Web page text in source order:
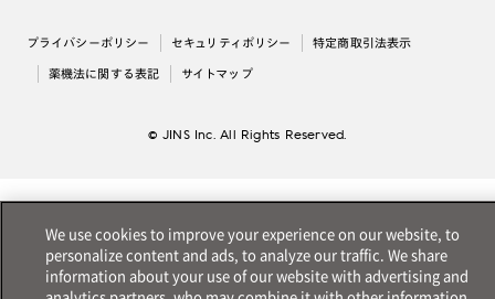
出店について
プライバシーポリシー セキュリティポリシー 特定商取引法表示
薬機法に関する表記 サイトマップ
© JINS Inc. All Rights Reserved.
We use cookies to improve your experience on our website, to
personalize content and ads, to analyze our traffic. We share
information about your use of our website with advertising and